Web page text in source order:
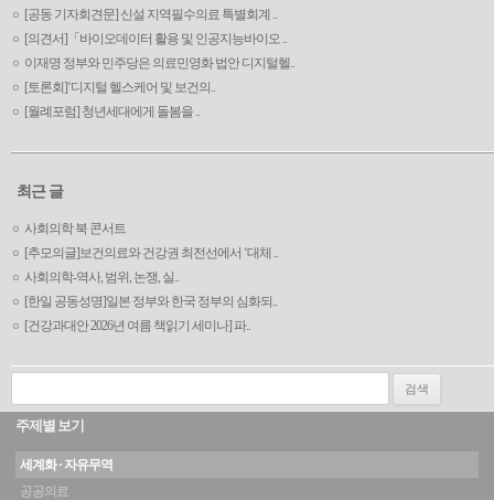
[공동 기자회견문] 신설 지역필수의료 특별회계 ..
[의견서]「바이오데이터 활용 및 인공지능바이오 ..
이재명 정부와 민주당은 의료민영화 법안 디지털헬..
[토론회]‘디지털 헬스케어 및 보건의..
[월례포럼] 청년세대에게 돌봄을 ..
최근 글
사회의학 북 콘서트
[추모의글]보건의료와 건강권 최전선에서 ‘대체 ..
사회의학-역사, 범위, 논쟁, 실..
[한일 공동성명]일본 정부와 한국 정부의 심화되..
[건강과대안 2026년 여름 책읽기 세미나] 파..
검색:
주제별 보기
세계화 · 자유무역
공공의료